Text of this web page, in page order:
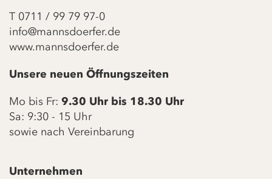
T 0711 / 99 79 97-0
info@mannsdoerfer.de
www.mannsdoerfer.de
Unsere neuen Öffnungszeiten
Mo bis Fr: 9.30 Uhr bis 18.30 Uhr
Sa: 9:30 - 15 Uhr
sowie nach Vereinbarung
Unternehmen